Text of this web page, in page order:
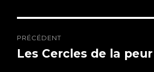
de
PRÉCÉDENT
Article
Les Cercles de la peur